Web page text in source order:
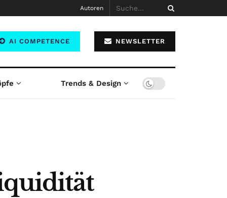
Autoren
AI COMPETENCE NEWSLETTER
Trends & Design